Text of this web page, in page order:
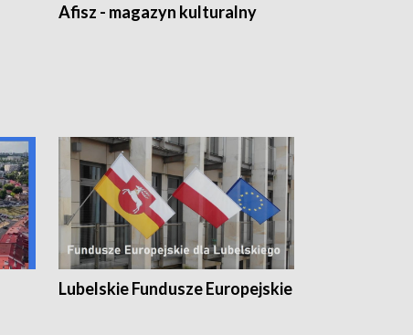
Afisz - magazyn kulturalny
Lubelskie Fundusze Europejskie